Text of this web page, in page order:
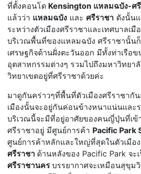
ที่ตั้งคอนโด Kensington แหลมฉบัง-ศ
แล้วว่า แหลมฉบัง และ ศรีราชา ดังนั้น
ระหว่างตัวเมืองศรีราชาและเทศบาลเ
บริเวณพื้นที่ของแหลมฉบัง ศรีราชานั้นก็
เศรษฐกิจด้านฝั่งตะวันออก มีทั้งท่าเรือ
อุตสาหกรรมต่างๆ รวมไปถึงมหาวิทยา
วิทยาเขตอยู่ที่ศรีราชาด้วยค่ะ
มาดูกันคร่าวๆที่พื้นที่ตัวเมืองศรีราชากั
เมืองนั้นจะอยู่กันค่อนข้างหนาแน่นและ
บริเวณนี้จะมีที่อยู่อาศัยของคนญี่ปุ่นที่เข้
ศรีราชาอยู่ มีศูนย์การค้า Pacific Park
ศูนย์การค้าหลักและใหญ่ที่สุดในตัวเมือ
ศรีราชา ด้านหลังของ Pacific Park จะ
ศรีราชานคร บรรยากาศจะเหมือนสุขุ